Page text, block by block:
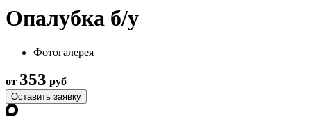
Опалубка б/у
Фотогалерея
от 353 руб
Оставить заявку